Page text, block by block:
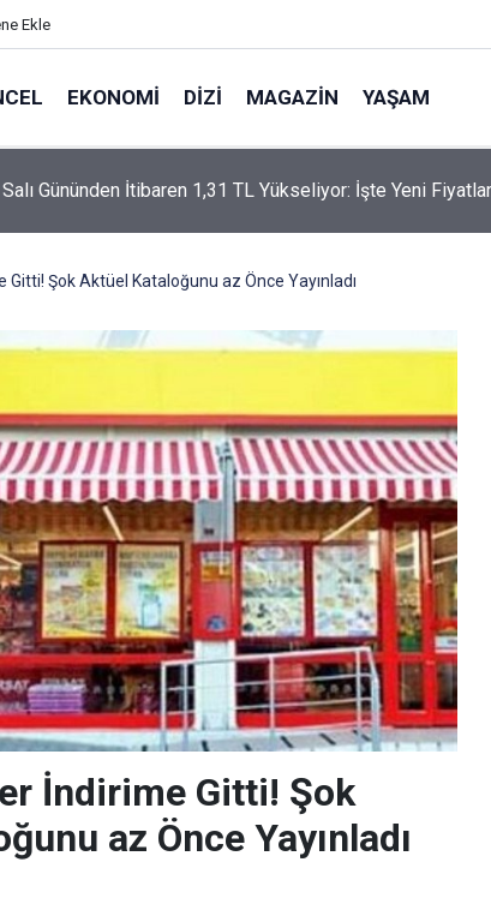
Ekle
EKONOMI DIZI MAGAZIN YAŞAM
“Bozkırın Tezenesi” Lakabını Kim Verdi? Beyaz’la Joker
Cevabı Merak Edildi
Şok Aktüel Kataloğunu az Önce Yayınladı
İndirime Gitti! Şok
az Önce Yayınladı